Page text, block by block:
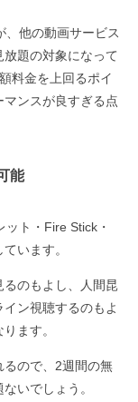
、他の動画サービス
題の対象になって
料金を上回るポイ
ンスが良すぎる点
能
ト・Fire Stick・
います。
るのもよし、人間昆
ン視聴するのもよ
ます。
るので、2週間の無
いでしょう。